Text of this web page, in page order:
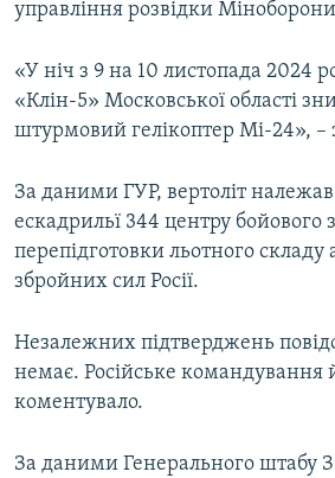
управління розвідки
«У ніч з 9 на 10 листопада 2024
«Клін-5» Московської області
штурмовий гелікоптер Мі-24», –
За даними ГУР, вертоліт
ескадрильї 344 центру бойового
перепідготовки льотного складу
збройних сил Росії.
Незалежних підтверджень
немає. Російське командування
коментувало.
За даними Генерального штабу